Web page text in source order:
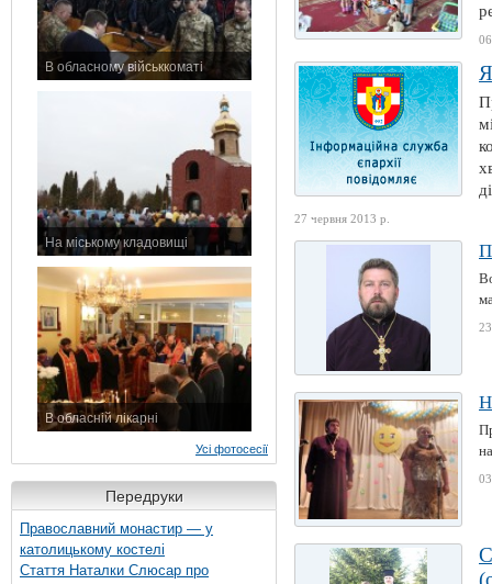
В обласному військкоматі
На міському кладовищі
В обласній лікарні
Усі фотосесії
Передруки
Православний монастир — у
католицькому костелі
Стаття Наталки Слюсар про
27 червня 2013 р.